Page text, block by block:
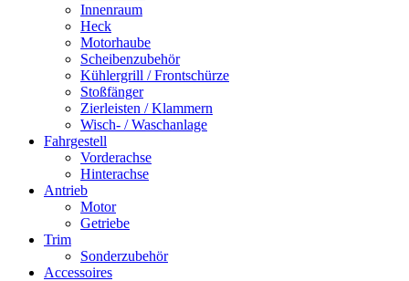
Innenraum
Heck
Motorhaube
Scheibenzubehör
Kühlergrill / Frontschürze
Stoßfänger
Zierleisten / Klammern
Wisch- / Waschanlage
Fahrgestell
Vorderachse
Hinterachse
Antrieb
Motor
Getriebe
Trim
Sonderzubehör
Accessoires